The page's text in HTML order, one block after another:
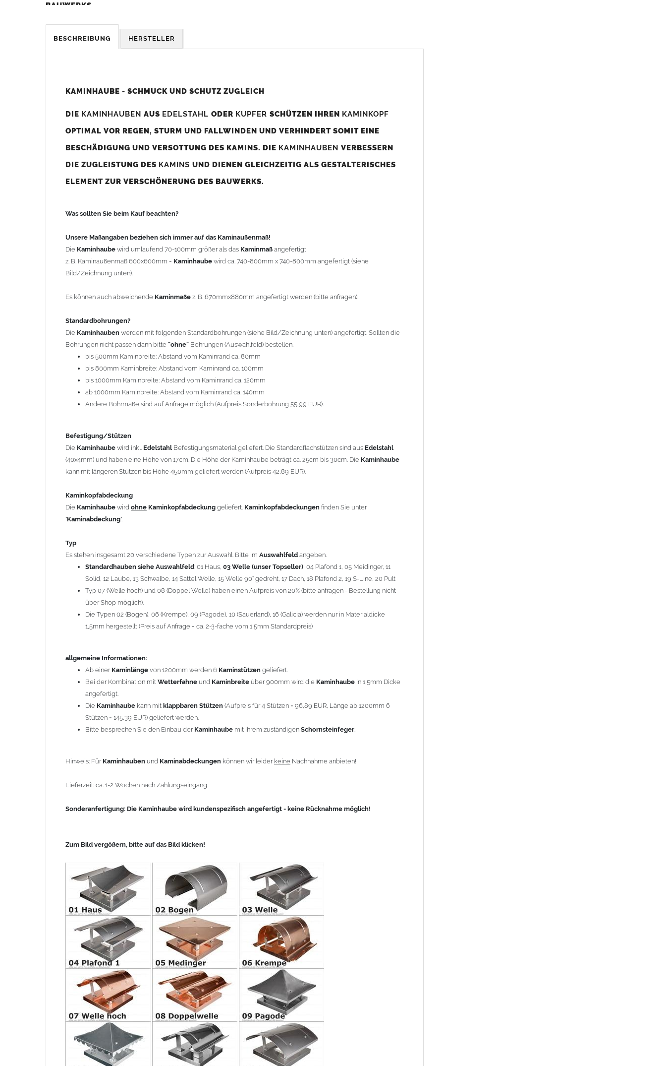
BAUWERKS.
Was sollten Sie beim Kauf beachten?
Standardbohrungen?
Bohrungen nicht passen dann bitte"ohne"Bohrungen (Auswahlfeld) bestellen.
bis 500mm Kaminbreite: Abstand vom Kaminrand ca. 80mm
ab 1000mm Kaminbreite: Abstand vom Kaminrand ca. 140mm
Befestigung/Stützen
Kaminhaubewird inkl.Edelstahl
kann mit längeren Stützen bis Höhe 450mm geliefert werden (Aufpreis 42,89 EUR).
Kaminkopfabdeckung
Kaminhaubewirdohne Kaminkopfabdeckunggeliefert.Kaminkopfabdeckungenfinden Sie unter
Kaminabdeckung".
Es stehen insgesamt 20 verschiedene Typen zur Auswahl. Bitte imAuswahlfeld
Standardhauben siehe Auswahlfeld: 01 Haus,03 Welle (unser Topseller)
12 Laube, 13 Schwalbe, 14 Sattel Welle, 15 Welle 90° gedreht, 17 Dach, 18 Plafond 2, 19 S-Line, 20 Pult
Die Typen 02 (Bogen), 06 (Krempe), 09 (Pagode), 10 (Sauerland), 16 (Galicia) werden nur in Materialdicke 1,5mm
hergestellt (Preis auf Anfrage = ca. 2-3-fache vom 1,5mm Standardpreis)
Ab einerKaminlänge
Bei der Kombination mitWetterfahneundKaminbreite über 900mm wird dieKaminhaubein 1,5mm Dicke
angefertigt.
= 145,39 EUR) geliefert werden.
Bitte besprechen Sie den Einbau derKaminhaubemit Ihrem zuständigenSchornsteinfeger
Zum Bild vergößern, bitte auf das Bild klicken!
BESCHREIBUNG HERSTELLER
KAMINHAUBE - SCHMUCK UND SCHUTZ ZUGLEICH
DIE KAMINHAUBEN AUS EDELSTAHL ODER KUPFER SCHÜTZEN IHREN KAMINKOPF
OPTIMAL VOR REGEN, STURM UND FALLWINDEN UND VERHINDERT SOMIT EINE
BESCHÄDIGUNG UND VERSOTTUNG DES KAMINS. DIE KAMINHAUBEN VERBESSERN
DIE ZUGLEISTUNG DES KAMINS UND DIENEN GLEICHZEITIG ALS GESTALTERISCHES
ELEMENT ZUR VERSCHÖNERUNG DES BAUWERKS.
Was sollten Sie beim Kauf beachten?
Unsere Maßangaben beziehen sich immer auf das Kaminaußenmaß!
Die Kaminhaube wird umlaufend 70-100mm größer als das Kaminmaß angefertigt
z. B. Kaminaußenmaß 600x600mm = Kaminhaube wird ca. 740-800mm x 740-800mm angefertigt (siehe
Bild/Zeichnung unten).
Es können auch abweichende Kaminmaße z. B. 670mmx880mm angefertigt werden (bitte anfragen).
Standardbohrungen?
Die Kaminhauben werden mit folgenden Standardbohrungen (siehe Bild/Zeichnung unten) angefertigt. Sollten die
Bohrungen nicht passen dann bitte "ohne" Bohrungen (Auswahlfeld) bestellen.
bis 500mm Kaminbreite: Abstand vom Kaminrand ca. 80mm
bis 800mm Kaminbreite: Abstand vom Kaminrand ca. 100mm
bis 1000mm Kaminbreite: Abstand vom Kaminrand ca. 120mm
ab 1000mm Kaminbreite: Abstand vom Kaminrand ca. 140mm
Andere Bohrmaße sind auf Anfrage möglich (Aufpreis Sonderbohrung 55,99 EUR).
Befestigung/Stützen
Die Kaminhaube wird inkl. Edelstahl Befestigungsmaterial geliefert. Die Standardflachstützen sind aus Edelstahl
(40x4mm) und haben eine Höhe von 17cm. Die Höhe der Kaminhaube beträgt ca. 25cm bis 30cm. Die Kaminhaube
kann mit längeren Stützen bis Höhe 450mm geliefert werden (Aufpreis 42,89 EUR).
Kaminkopfabdeckung
Die Kaminhaube wird ohne Kaminkopfabdeckung geliefert. Kaminkopfabdeckungen finden Sie unter
"Kaminabdeckung".
Typ
Es stehen insgesamt 20 verschiedene Typen zur Auswahl. Bitte im Auswahlfeld angeben.
Standardhauben siehe Auswahlfeld: 01 Haus, 03 Welle (unser Topseller) , 04 Plafond 1, 05 Meidinger, 11
Solid, 12 Laube, 13 Schwalbe, 14 Sattel Welle, 15 Welle 90° gedreht, 17 Dach, 18 Plafond 2, 19 S-Line, 20 Pult
Typ 07 (Welle hoch) und 08 (Doppel Welle) haben einen Aufpreis von 20% (bitte anfragen - Bestellung nicht
über Shop möglich).
Die Typen 02 (Bogen), 06 (Krempe), 09 (Pagode), 10 (Sauerland), 16 (Galicia) werden nur in Materialdicke
1,5mm hergestellt (Preis auf Anfrage = ca. 2-3-fache vom 1,5mm Standardpreis)
allgemeine Informationen:
Ab einer Kaminlänge von 1200mm werden 6 Kaminstützen geliefert.
Bei der Kombination mit Wetterfahne und Kaminbreite über 900mm wird die Kaminhaube in 1,5mm Dicke
angefertigt.
Die Kaminhaube kann mit klappbaren Stützen (Aufpreis für 4 Stützen = 96,89 EUR, Länge ab 1200mm 6
Stützen = 145,39 EUR) geliefert werden.
Bitte besprechen Sie den Einbau der Kaminhaube mit Ihrem zuständigen Schornsteinfeger
Hinweis: Für Kaminhauben und Kaminabdeckungen können wir leider keine Nachnahme anbieten!
Lieferzeit: ca. 1-2 Wochen nach Zahlungseingang
Sonderanfertigung: Die Kaminhaube wird kundenspezifisch angefertigt - keine Rücknahme möglich!
Zum Bild vergößern, bitte auf das Bild klicken!